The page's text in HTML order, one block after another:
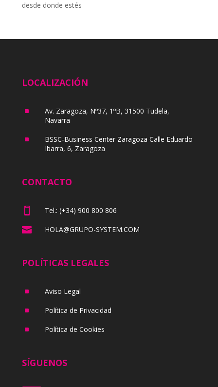
desde donde estés
LOCALIZACIÓN
^
Av. Zaragoza, Nº37, 1ºB, 31500 Tudela,
Navarra
^
BSSC-Business Center Zaragoza Calle Eduardo
Ibarra, 6, Zaragoza
CONTACTO
 Tel.: (+34) 900 800 806
 HOLA@GRUPO-SYSTEM.COM
POLÍTICAS LEGALES
^ Aviso Legal
^ Política de Privacidad
^ Política de Cookies
SÍGUENOS